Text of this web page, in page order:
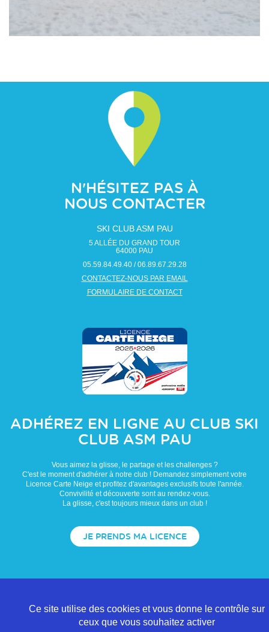
N'HÉSITEZ PAS À
NOUS CONTACTER
SKI CLUB ASM PAU
5 ALLÉE DU GRAND TOUR
64000 PAU
05.59.84.49.40 / 06.89.67.29.28
CONTACTEZ-NOUS PAR EMAIL
FORMULAIRE DE CONTACT
ADHÉREZ EN LIGNE AU CLUB SKI
CLUB ASM PAU
Vous aimez la glisse, le partage et les challenges ?
C'est le moment d'adhérer à notre club ! Demandez simplement votre
Licence Carte Neige et profitez d'avantages exclusifs toute l'année.
Convivilité et découverte sont au rendez-vous.
La glisse, c'est toujours mieux dans un club !
JE PRENDS MA LICENCE
Ce site utilise des cookies et vous donne le contrôle sur
ceux que vous souhaitez activer